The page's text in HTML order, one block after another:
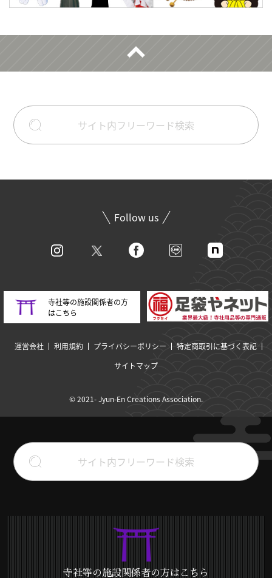
Follow us
寺社等の施設関係者の方
はこちら
運営会社 利用規約 プライバシーポリシー
特定商取引に基づく表記
サイトマップ
© 2021- Jyun-En Creations Association.
寺社等の施設関係者の方はこちら